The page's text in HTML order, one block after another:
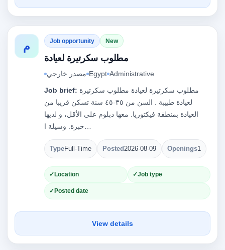
م Job opportunity New
مطلوب سكرتيرة لعيادة
مصدر خارجي Egypt Administrative
Job brief:
لعيادة طبيبة . السن من ٣٥-٤٥ سنة تسكن قريبا من
العيادة بمنطقة فيكتوريا. معها دبلوم على الأقل، و لديها
TypeFull-Time Posted2026-08-09 Openings1
Location Job type
Posted date
View details